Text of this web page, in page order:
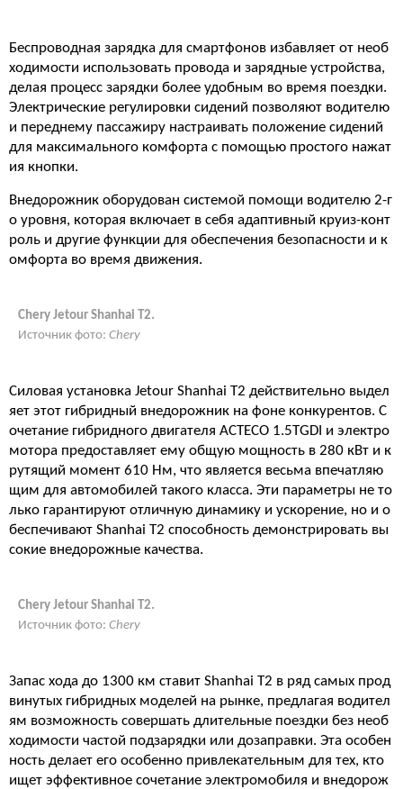
Беспроводная зарядка для смартфонов избавляет от необ
ходимости использовать провода и зарядные устройства,
делая процесс зарядки более удобным во время поездки.
Электрические регулировки сидений позволяют водителю
и переднему пассажиру настраивать положение сидений
для максимального комфорта с помощью простого нажат
ия кнопки.
Внедорожник оборудован системой помощи водителю 2-г
о уровня, которая включает в себя адаптивный круиз-конт
роль и другие функции для обеспечения безопасности и к
омфорта во время движения.
Chery Jetour Shanhai T2.
Источник фото: Chery
Силовая установка Jetour Shanhai T2 действительно выдел
яет этот гибридный внедорожник на фоне конкурентов. С
очетание гибридного двигателя ACTECO 1.5TGDI и электро
мотора предоставляет ему общую мощность в 280 кВт и к
рутящий момент 610 Нм, что является весьма впечатляю
щим для автомобилей такого класса. Эти параметры не то
лько гарантируют отличную динамику и ускорение, но и о
беспечивают Shanhai T2 способность демонстрировать вы
сокие внедорожные качества.
Chery Jetour Shanhai T2.
Источник фото: Chery
Запас хода до 1300 км ставит Shanhai T2 в ряд самых прод
винутых гибридных моделей на рынке, предлагая водител
ям возможность совершать длительные поездки без необ
ходимости частой подзарядки или дозаправки. Эта особен
ность делает его особенно привлекательным для тех, кто
ищет эффективное сочетание электромобиля и внедорож